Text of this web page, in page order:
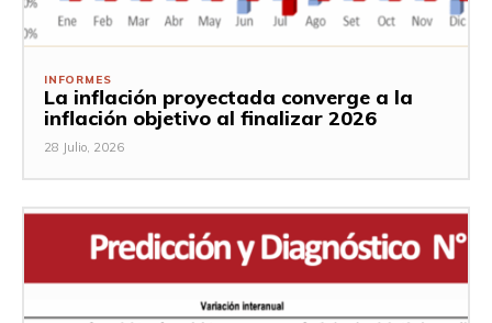
INFORMES
La inflación proyectada converge a la
inflación objetivo al finalizar 2026
28 Julio, 2026